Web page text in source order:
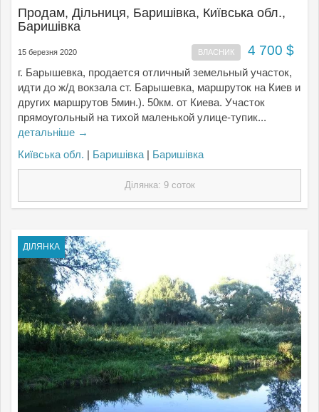
Продам, Дільниця, Баришівка, Київська обл.,
Баришівка
15 березня 2020 ВЛАСНИК 4 700 $
г. Барышевка, продается отличный земельный участок,
идти до ж/д вокзала ст. Барышевка, маршруток на Киев и
других маршрутов 5мин.). 50км. от Киева. Участок
прямоугольный на тихой маленькой улице-тупик...
детальніше →
Київська обл. | Баришівка | Баришівка
Ділянка: 9 соток
ДІЛЯНКА